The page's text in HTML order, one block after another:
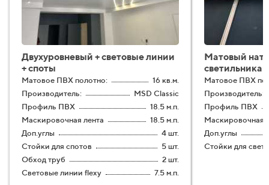
Двухуровневый + световые линии
+ споты
Матовое ПВХ полотно:
16 кв.м.
Производитель:
MSD Classic
Профиль ПВХ
18.5 м.п.
Маскировочная лента
18.5 м.п.
Доп.углы
4 шт.
Стойки для спотов
5 шт.
Обход труб
2 шт.
Световые линии flexy
7.5 м.п.
Матовый
Матовое ПВХ
Производитель:
Профиль ПВХ
Маскировочная
Доп.углы
Стойки для